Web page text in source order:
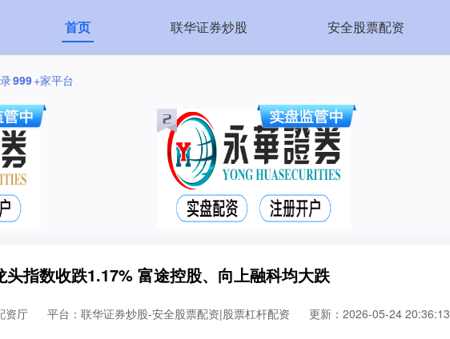
首页 联华证券炒股 安全股票配资
999+家平台
指数收跌1.17% 富途控股、向上融科均大跌
资厅 平台：联华证券炒股-安全股票配资|股票杠杆配资 更新：2026-05-24 20:36:13